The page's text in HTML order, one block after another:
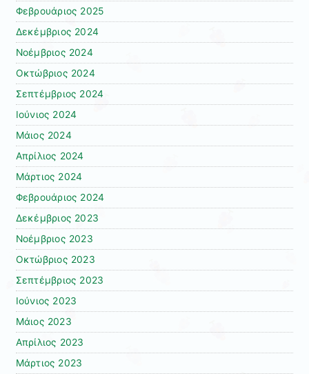
Φεβρουάριος 2025
Δεκέμβριος 2024
Νοέμβριος 2024
Οκτώβριος 2024
Σεπτέμβριος 2024
Ιούνιος 2024
Μάιος 2024
Απρίλιος 2024
Μάρτιος 2024
Φεβρουάριος 2024
Δεκέμβριος 2023
Νοέμβριος 2023
Οκτώβριος 2023
Σεπτέμβριος 2023
Ιούνιος 2023
Μάιος 2023
Απρίλιος 2023
Μάρτιος 2023